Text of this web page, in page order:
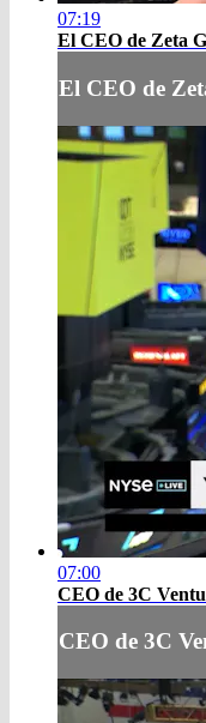
07:19
El CEO de Zeta
El CEO de
07:00
CEO de 3C
CEO de 3C